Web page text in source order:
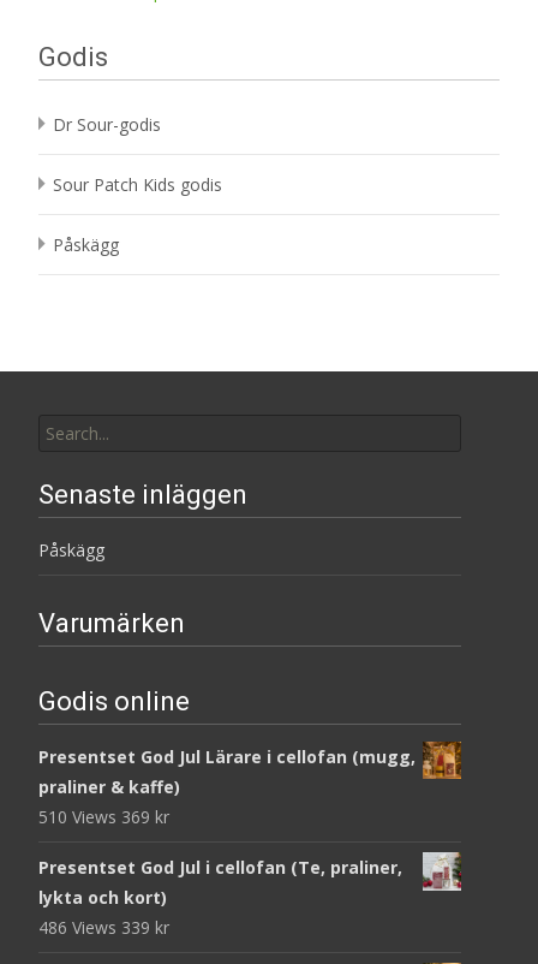
Godis
Dr Sour-godis
Sour Patch Kids godis
Påskägg
for:
Senaste inläggen
Påskägg
Varumärken
Godis online
Presentset God Jul Lärare i cellofan (mugg,
praliner & kaffe)
510 Views 369 kr
Presentset God Jul i cellofan (Te, praliner,
lykta och kort)
486 Views 339 kr